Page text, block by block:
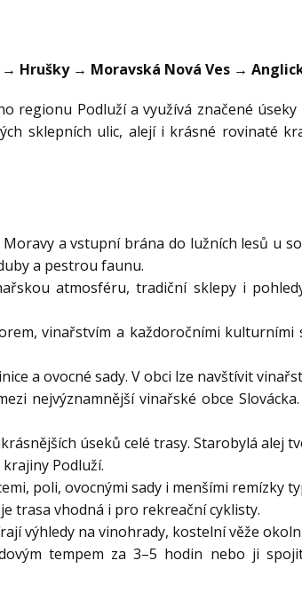
Hrušky → Moravská Nová Ves →
regionu Podluží a využívá značené
sklepních ulic, alejí i krásné rovinaté
a vstupní brána do lužních lesů u
a pestrou faunu.
atmosféru, tradiční sklepy i
vinařstvím a každoročními
a ovocné sady. V obci lze navštívit
nejvýznamnější vinařské obce
úseků celé trasy. Starobylá alej
Podluží.
poli, ovocnými sady i menšími remízky
trasa vhodná i pro rekreační cyklisty.
výhledy na vinohrady, kostelní věže
tempem za 3–5 hodin nebo ji